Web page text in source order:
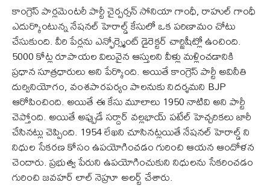
కాంగ్రెస్ పార్లమెంటరీ పార్టీ చైర్పర్సన్ సోనియా గాంధీ, రాహుల్ గాంధీ
ఎదుర్కొంటున్న నేషనల్ హెరాల్డ్ కేసులో ఒక పరిణామం చోటు
చేసుకుంది. వీరి పేర్లను ఎన్ఫోర్స్మెంట్ డైరెక్టర్ చార్జిషీట్లో ఉంచింది.
5000 కోట్ల రూపాయల విలువైన ఆస్తులని వీళ్లు మళ్లించడానికి
ప్రధాన సూత్రధారులు అని పేర్కొంది. అయితే కాంగ్రెస్ పార్టీ అవినీతి
దుర్వినియోగం, వంశపారపర్యం పాలనుకు నిదర్శమని BJP
ఆరోపించింది. అయితే ఈ కేసు మూలాలు 1950 నాటివి అని పార్టీ
చెప్తోంది. అయితే అప్పుడే సర్దార్ వల్లభాయ్ పటేల్ హెచ్చరికలు జారీ
చేసినట్లు చెప్పింది. 1954 లేఖని చూసినట్లయితే నేషనల్ హెరాల్డ్ ని
నిధుల సేకరణ కోసం ఉపయోగించడం గురించి ఆయన ఆందోళన
చెందారు. ప్రభుత్వ పేరుని ఉపయోగించుకుని నిధులను సేకరించడం
గురించి జవహర్ లాల్ నెహ్రూ అలర్ట్ చేశారు.